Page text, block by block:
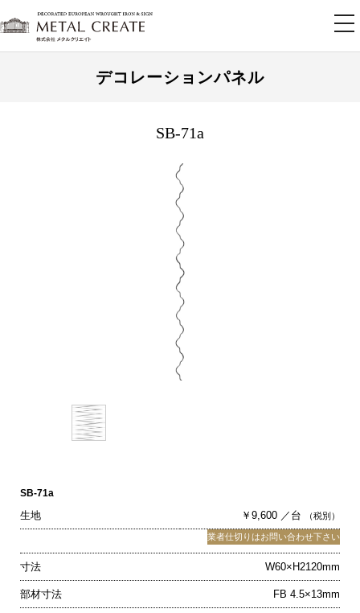
デコレーションパネル
SB-71a
SB-71a
生地 ￥9,600 ／台 （税別）
業者仕切りはお問い合わせ下さい
寸法 W60×H2120mm
部材寸法 FB 4.5×13mm